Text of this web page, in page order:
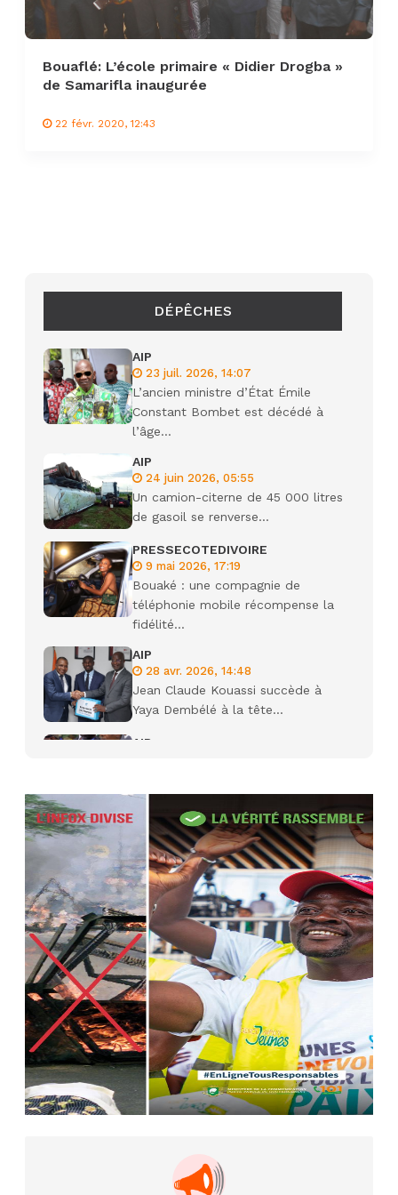
Bouaflé: L’école primaire « Didier Drogba »
de Samarifla inaugurée
22 févr. 2020, 12:43
DÉPÊCHES
AIP
23 juil. 2026, 14:07
L’ancien ministre d’État Émile
Constant Bombet est décédé à
l’âge...
AIP
24 juin 2026, 05:55
Un camion-citerne de 45 000 litres
de gasoil se renverse...
PRESSECOTEDIVOIRE
9 mai 2026, 17:19
Bouaké : une compagnie de
téléphonie mobile récompense la
fidélité...
AIP
28 avr. 2026, 14:48
Jean Claude Kouassi succède à
Yaya Dembélé à la tête...
AIP
Camara tué lors d’attaques...
22 avr. 2026, 16:41
Des bureaux ravagés dans un
incendie survenu à la mairie...
AIP
10 avr. 2026, 09:48
Nommé Médiateur de la
République, Gaoussou Touré prend
officiellement fonction
AIP
13 mars 2026, 10:43
Nécrologie : décès de Guillaume
Houphouët-Boigny, fils du Père
fondateur...
12ᵉ Congrès ordinaire de l’UNJCI: la
campagne électorale reprend du...